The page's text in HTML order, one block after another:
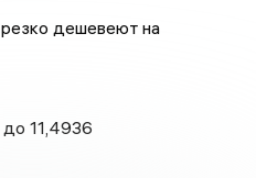
дешевеют на
до 11,4936